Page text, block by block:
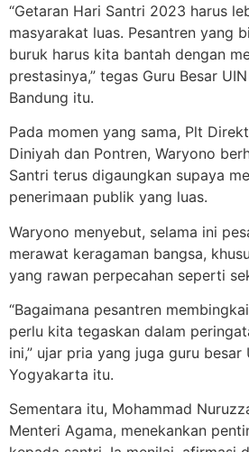
“Getaran Hari Santri 2023 harus
masyarakat luas. Pesantren yang
buruk harus kita bantah dengan
prestasinya,” tegas Guru Besar
Bandung itu.
Pada momen yang sama, Plt
Diniyah dan Pontren, Waryono
Santri terus digaungkan supaya
penerimaan publik yang luas.
Waryono menyebut, selama ini
merawat keragaman bangsa,
yang rawan perpecahan seperti
“Bagaimana pesantren
perlu kita tegaskan dalam
ini,” ujar pria yang juga guru besar
Yogyakarta itu.
Sementara itu, Mohammad
Menteri Agama, menekankan